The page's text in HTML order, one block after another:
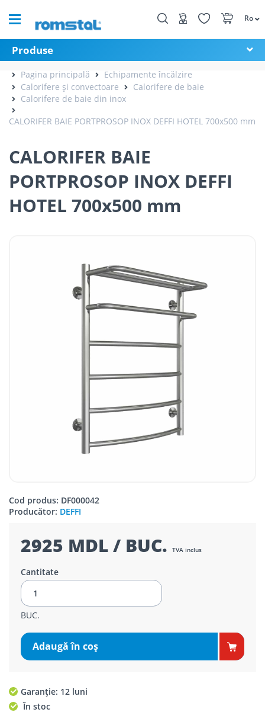
Ro
Produse
Pagina principală
Echipamente încălzire
Calorifere și convectoare
Calorifere de baie
Calorifere de baie din inox
CALORIFER BAIE PORTPROSOP INOX DEFFI HOTEL 700x500 mm
CALORIFER BAIE
PORTPROSOP INOX DEFFI
HOTEL 700x500 mm
Cod produs: DF000042
Producător: DEFFI
2925 MDL / BUC. TVA inclus
Cantitate
BUC.
Adaugă în coş
Garanție: 12 luni
În stoc